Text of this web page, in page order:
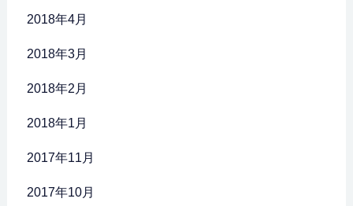
2018年4月
2018年3月
2018年2月
2018年1月
2017年11月
2017年10月